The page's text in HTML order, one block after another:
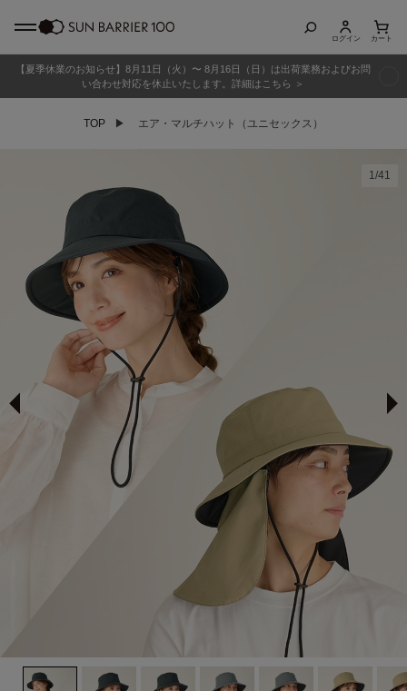
商品カテゴリ
グッズ
メンズ
キッズ
サンバリア100について
サンバリア100について
修理プログラム
ログイン カート
【夏季休業のお知らせ】8月11日（火）〜 8月16日（日）は出荷業務およびお問
い合わせ対応を休止いたします。詳細はこちら ＞
TOP ▶ エア・マルチハット（ユニセックス）
1/41